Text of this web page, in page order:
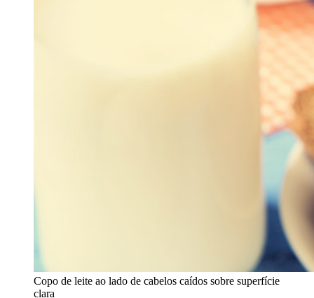
Copo de leite ao lado de cabelos caídos sobre superfície
clara